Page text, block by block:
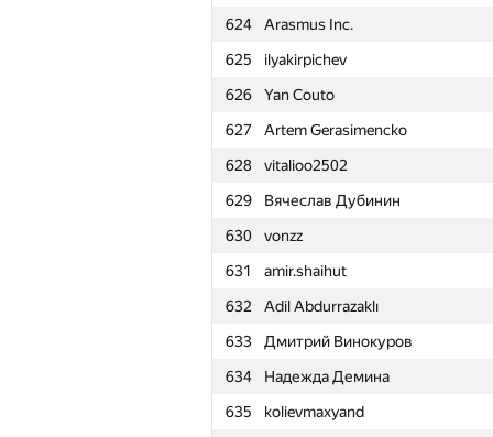
624
Arasmus Inc.
625
ilyakirpichev
626
Yan Couto
627
Artem Gerasimencko
628
vitalioo2502
629
Вячеслав Дубинин
630
vonzz
631
amir.shaihut
632
Adil Abdurrazaklı
633
Дмитрий Винокуров
634
Надежда Демина
635
kolievmaxyand
601 GreentyQ
602
grasilizuh
603
Андрей Антонов
604
andrey.kalendarov
605
amato.eugenio
606
smirvicalex
607
Максим Пилипович
608
MasterGekus
609
developer.oleg
610
pushind00
611
christopher.rech
612
petruchcho